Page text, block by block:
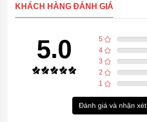
KHÁCH HÀNG ĐÁNH GIÁ
5.0 5
4
3
2
1
Đánh giá và nhận xét